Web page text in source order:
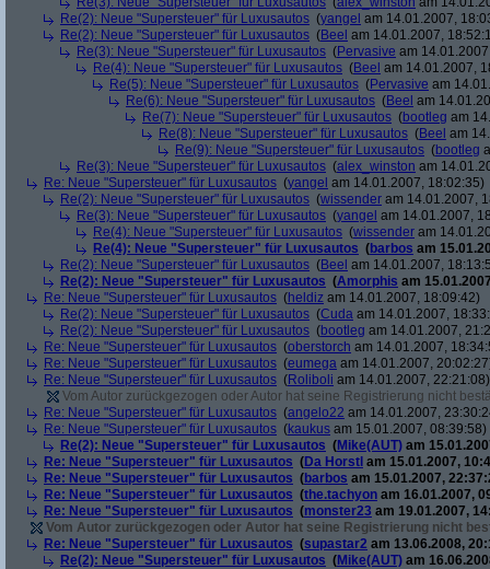
Re(2): Neue "Supersteuer" für Luxusautos (yangel am 14.01.2007,
Re(2): Neue "Supersteuer" für Luxusautos (Beel am 14.01.2007,
Re(3): Neue "Supersteuer" für Luxusautos (Pervasive am
Re(4): Neue "Supersteuer" für Luxusautos (Beel am 14.01.2007,
Re(5): Neue "Supersteuer" für Luxusautos (Pervasive am
Re(6): Neue "Supersteuer" für Luxusautos (Beel am
Re(7): Neue "Supersteuer" für Luxusautos (bootleg am
Re(8): Neue "Supersteuer" für Luxusautos (Beel am
Re(9): Neue "Supersteuer" für Luxusautos (bootleg
Re(3): Neue "Supersteuer" für Luxusautos (alex_winston am
Re: Neue "Supersteuer" für Luxusautos (yangel am 14.01.2007, 18:02:35)
Re(2): Neue "Supersteuer" für Luxusautos (wissender am 14.01.2007,
Re(3): Neue "Supersteuer" für Luxusautos (yangel am 14.01.2007,
Re(4): Neue "Supersteuer" für Luxusautos (wissender am
Re(4): Neue "Supersteuer" für Luxusautos (barbos am
Re(2): Neue "Supersteuer" für Luxusautos (Beel am 14.01.2007,
Re(2): Neue "Supersteuer" für Luxusautos (Amorphis am
Re: Neue "Supersteuer" für Luxusautos (heldiz am 14.01.2007, 18:09:42)
Re(2): Neue "Supersteuer" für Luxusautos (Cuda am 14.01.2007,
Re(2): Neue "Supersteuer" für Luxusautos (bootleg am 14.01.2007,
Re: Neue "Supersteuer" für Luxusautos (oberstorch am 14.01.2007,
Re: Neue "Supersteuer" für Luxusautos (eumega am 14.01.2007,
Re: Neue "Supersteuer" für Luxusautos (Roliboli am 14.01.2007, 22:21:08)
Vom Autor zurückgezogen oder Autor hat seine Registrierung nicht
Re: Neue "Supersteuer" für Luxusautos (angelo22 am 14.01.2007,
Re: Neue "Supersteuer" für Luxusautos (kaukus am 15.01.2007, 08:39:58)
Re(2): Neue "Supersteuer" für Luxusautos (Mike(AUT) am
Re: Neue "Supersteuer" für Luxusautos (Da Horstl am 15.01.2007,
Re: Neue "Supersteuer" für Luxusautos (barbos am 15.01.2007,
Re: Neue "Supersteuer" für Luxusautos (the.tachyon am 16.01.2007,
Re: Neue "Supersteuer" für Luxusautos (monster23 am 19.01.2007,
Vom Autor zurückgezogen oder Autor hat seine Registrierung nicht
Re: Neue "Supersteuer" für Luxusautos (supastar2 am 13.06.2008,
Re(2): Neue "Supersteuer" für Luxusautos (Mike(AUT) am